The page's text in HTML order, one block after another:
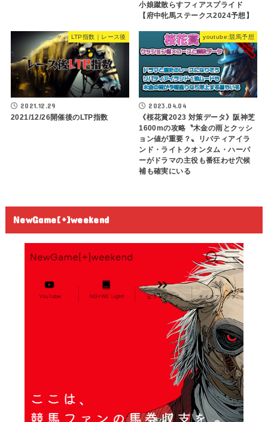
小娘蹴散らすフィアスプライド
【府中牝馬ステークス2024予想】
LTP指数｜レース後
2021.12.29
2021/12/26開催後のLTP指数
youtube:競馬予想
2023.04.04
《桜花賞2023 対策データ》阪神芝
1600mの攻略〝木金の雨とクッシ
ョン値が重要？〟リバティアイラ
ンド・ライトクオンタム・ハーパ
ーがドラマの主役も番狂わせ穴候
補も確実にいる
NewGame[+]weekend